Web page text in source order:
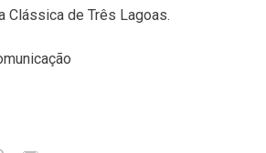
Clássica de Três Lagoas.